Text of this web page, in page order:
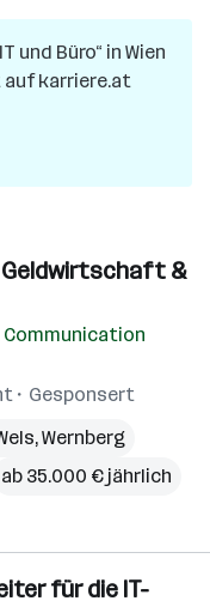
und Büro“ in Wien
karriere.at
Geldwirtschaft &
Communication
Gesponsert
,Wernberg
ab 35.000 € jährlich
für die IT-